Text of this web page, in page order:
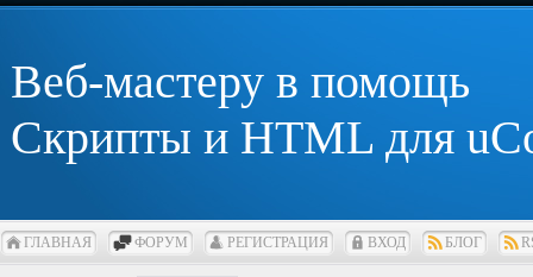
Веб-мастеру в помощь
Скрипты и HTML для
ГЛАВНАЯ ФОРУМ РЕГИСТРАЦИЯ ВХОД БЛОГ